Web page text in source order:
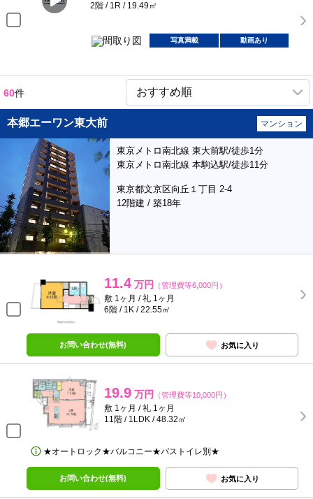
2階 / 1R / 19.49㎡
写真満載 動画あり
60件
本郷エーワン東大前 マンション
東京メトロ南北線 東大前駅/徒歩1分
東京メトロ南北線 本駒込駅/徒歩11分
東京都文京区向丘１丁目 2-4
12階建 / 築18年
11.4 万円 （管理費等6,000円）
敷 1ヶ月 / 礼 1ヶ月
6階 / 1K / 22.55㎡
お問い合わせ(無料) お気に入り
19.9 万円 （管理費等10,000円）
敷 1ヶ月 / 礼 1ヶ月
11階 / 1LDK / 48.32㎡
★オートロック★バルコニー★バストイレ別★
お問い合わせ(無料) お気に入り